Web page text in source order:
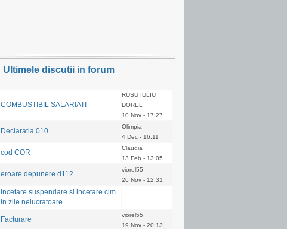
Ultimele discutii in forum
COMBUSTIBIL SALARIATI
RUSU IULIU
DOREL
10 Nov - 17:27
Declaratia 010
Olimpia
4 Dec - 16:11
cod COR
Claudia
13 Feb - 13:05
eroare depunere d112
viorel55
26 Nov - 12:31
incetare suspendare si incetare cim
in zile nelucratoare
Facturare
viorel55
19 Nov - 20:13